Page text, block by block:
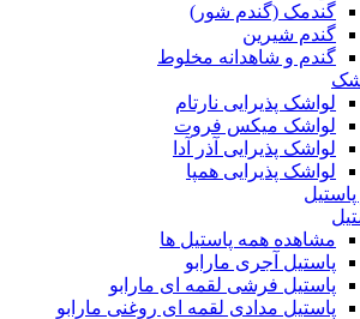
گندمک (گندم شور)
گندم شیرین
گندم و شاهدانه مخلوط
لواشک پذیرایی نارتام
لواشک میکس فروت
لواشک پذیرایی آذر آدا
لواشک پذیرایی همپا
مشاهده همه پاستیل ها
پاستیل آجری مارابو
پاستیل فرشی لقمه ای مارابو
پاستیل مدادی لقمه ای روغنی مارابو